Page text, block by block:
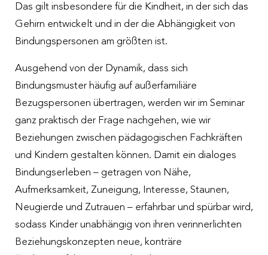
Das gilt insbesondere für die Kindheit, in der sich das
Gehirn entwickelt und in der die Abhängigkeit von
Bindungspersonen am größten ist.
Ausgehend von der Dynamik, dass sich
Bindungsmuster häufig auf außerfamiliäre
Bezugspersonen übertragen, werden wir im Seminar
ganz praktisch der Frage nachgehen, wie wir
Beziehungen zwischen pädagogischen Fachkräften
und Kindern gestalten können. Damit ein dialoges
Bindungserleben – getragen von Nähe,
Aufmerksamkeit, Zuneigung, Interesse, Staunen,
Neugierde und Zutrauen – erfahrbar und spürbar wird,
sodass Kinder unabhängig von ihren verinnerlichten
Beziehungskonzepten neue, konträre